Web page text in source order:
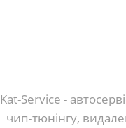
Kat-Service -
чип-тюнінгу,